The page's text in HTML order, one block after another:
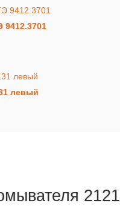
9412.3701
левый